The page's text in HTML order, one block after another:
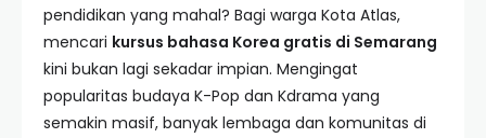
pendidikan yang mahal? Bagi warga Kota Atlas,
mencari kursus bahasa Korea gratis di Semarang
kini bukan lagi sekadar impian. Mengingat
popularitas budaya K-Pop dan Kdrama yang
semakin masif, banyak lembaga dan komunitas di